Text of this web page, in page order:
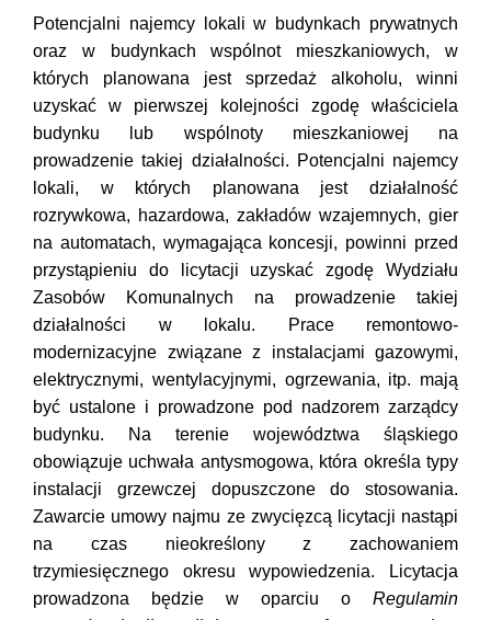
Potencjalni najemcy lokali w budynkach prywatnych
oraz w budynkach wspólnot mieszkaniowych, w
których planowana jest sprzedaż alkoholu, winni
uzyskać w pierwszej kolejności zgodę właściciela
budynku lub wspólnoty mieszkaniowej na
prowadzenie takiej działalności. Potencjalni najemcy
lokali, w których planowana jest działalność
rozrywkowa, hazardowa, zakładów wzajemnych, gier
na automatach, wymagająca koncesji, powinni przed
przystąpieniu do licytacji uzyskać zgodę Wydziału
Zasobów Komunalnych na prowadzenie takiej
działalności w lokalu. Prace remontowo-
modernizacyjne związane z instalacjami gazowymi,
elektrycznymi, wentylacyjnymi, ogrzewania, itp. mają
być ustalone i prowadzone pod nadzorem zarządcy
budynku. Na terenie województwa śląskiego
obowiązuje uchwała antysmogowa, która określa typy
instalacji grzewczej dopuszczone do stosowania.
Zawarcie umowy najmu ze zwycięzcą licytacji nastąpi
na czas nieokreślony z zachowaniem
trzymiesięcznego okresu wypowiedzenia. Licytacja
prowadzona będzie w oparciu o Regulamin